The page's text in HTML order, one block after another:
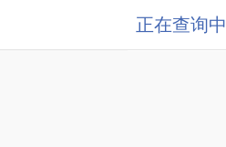
正在查询中